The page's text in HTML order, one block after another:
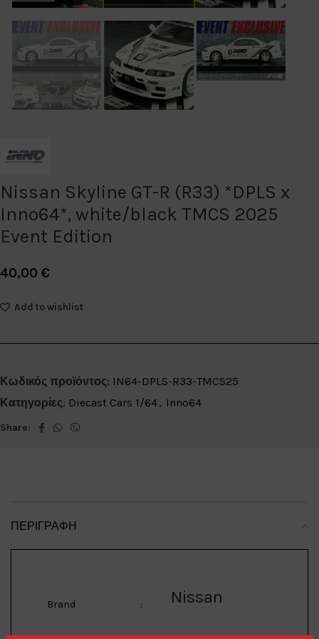
Nissan Skyline GT-R (R33) *DPLS x
Inno64*, white/black TMCS 2025
Event Edition
40,00 €
Add to wishlist
Κωδικός προϊόντος: IN64-DPLS-R33-TMCS25
Κατηγορίες: Diecast Cars 1/64, Inno64
Share:
ΠΕΡΙΓΡΑΦΉ
Brand : Nissan